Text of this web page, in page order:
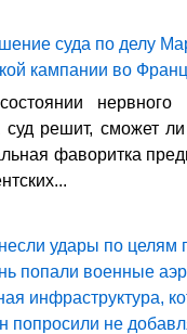
суда по делу
кампании во
нервного
суд решит, сможет
фаворитка
удары по целям
попали военные
инфраструктура,
попросили не